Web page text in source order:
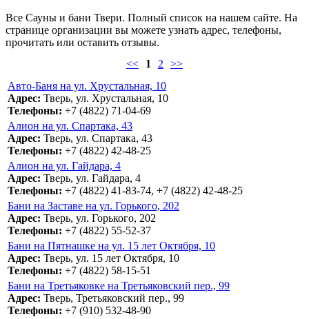
Все Сауны и бани Твери. Полный список на нашем сайте. На
странице организации вы можете узнать адрес, телефоны,
прочитать или оставить отзывы.
<<
1 2 >>
Авто-Баня на ул. Хрустальная, 10
Адрес: Тверь, ул. Хрустальная, 10
Телефоны: +7 (4822) 71-04-69
Алион на ул. Спартака, 43
Адрес: Тверь, ул. Спартака, 43
Телефоны: +7 (4822) 42-48-25
Алион на ул. Гайдара, 4
Адрес: Тверь, ул. Гайдара, 4
Телефоны: +7 (4822) 41-83-74, +7 (4822) 42-48-25
Бани на Заставе на ул. Горького, 202
Адрес: Тверь, ул. Горького, 202
Телефоны: +7 (4822) 55-52-37
Бани на Пятнашке на ул. 15 лет Октября, 10
Адрес: Тверь, ул. 15 лет Октября, 10
Телефоны: +7 (4822) 58-15-51
Бани на Третьяковке на Третьяковский пер., 99
Адрес: Тверь, Третьяковский пер., 99
Телефоны: +7 (910) 532-48-90